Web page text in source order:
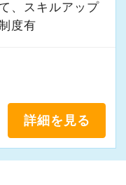
、スキルアップ
度有
詳細を見る